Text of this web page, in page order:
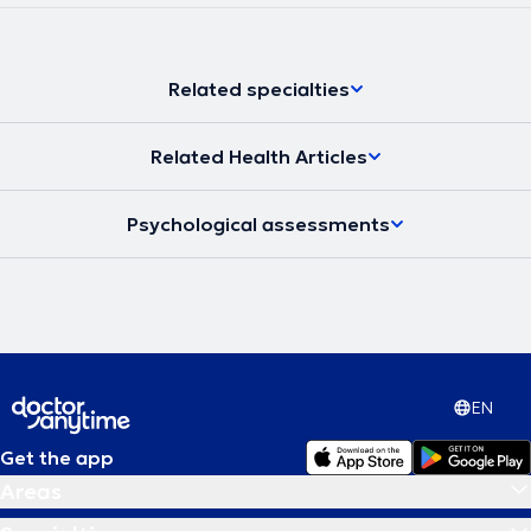
Related specialties
Related Health Articles
Psychological assessments
EN
Get the app